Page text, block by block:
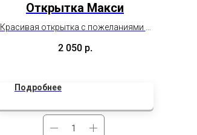
Открытка Макси
Красивая открытка с пожеланиями и
Размер открытки 50см х 70см
2 050 р.
Подробнее